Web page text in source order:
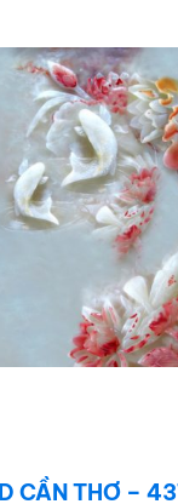
CẦN THƠ –